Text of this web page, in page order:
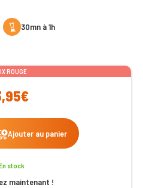
a les yeux couleur menthe à
hilarantes à retrouver !
30mn à 1h
ROUGE
Ajouter au panier
stock
maintenant !